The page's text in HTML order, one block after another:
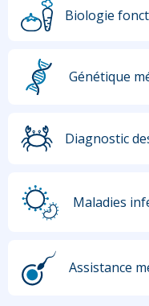
Biologie
Génétique
Diagnostic
Maladies
Assistance